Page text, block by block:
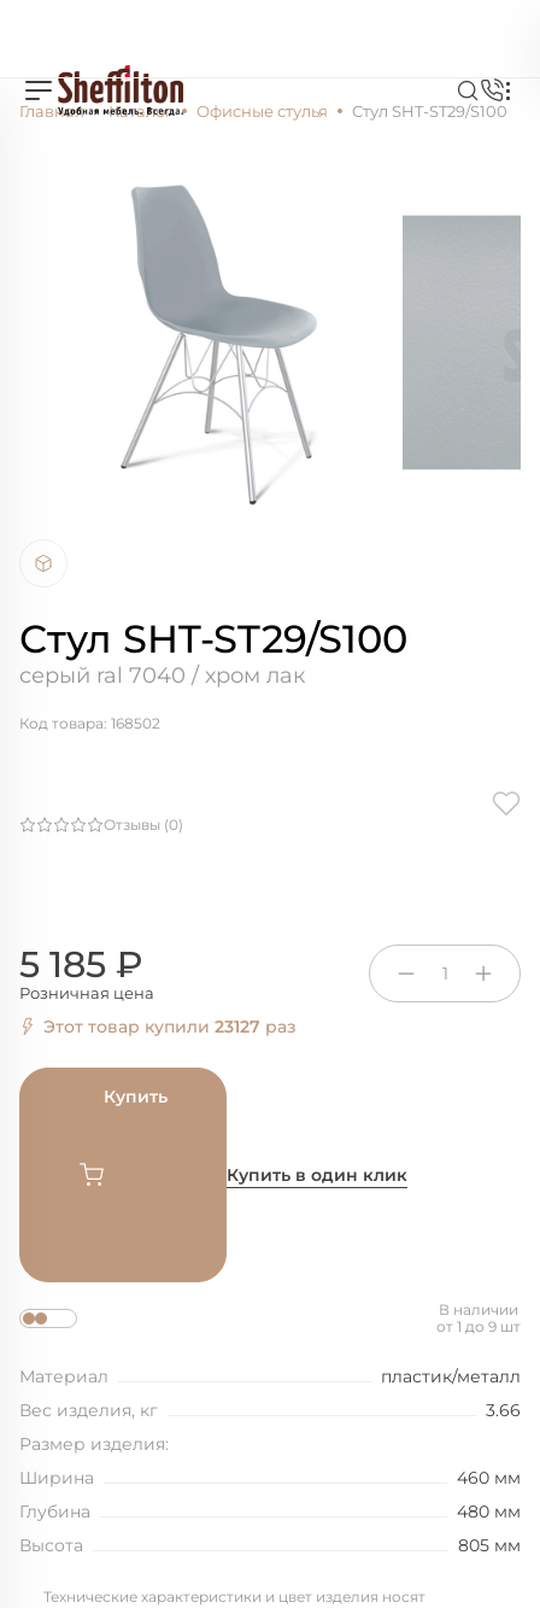
Главная Каталог Офисные стулья Стул SHT-ST29/S100
Стул SHT-ST29/S100
серый ral 7040 / хром лак
Отзывы (0)
Код товара: 168502
5 185 ₽
Розничная цена
1
Этот товар купили 23127 раз
Купить
Купить в один клик
В наличии
от 1 до 9 шт
Материал
пластик/металл
Вес изделия, кг
3.66
Размер изделия:
Ширина
460 мм
Глубина
480 мм
Высота
805 мм
Технические характеристики и цвет изделия носят